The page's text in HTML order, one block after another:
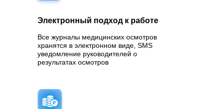
Все журналы медицинских осмотров
хранятся в электронном виде, SMS
уведомление руководителей о
результатах осмотров
Электронный подход к работе